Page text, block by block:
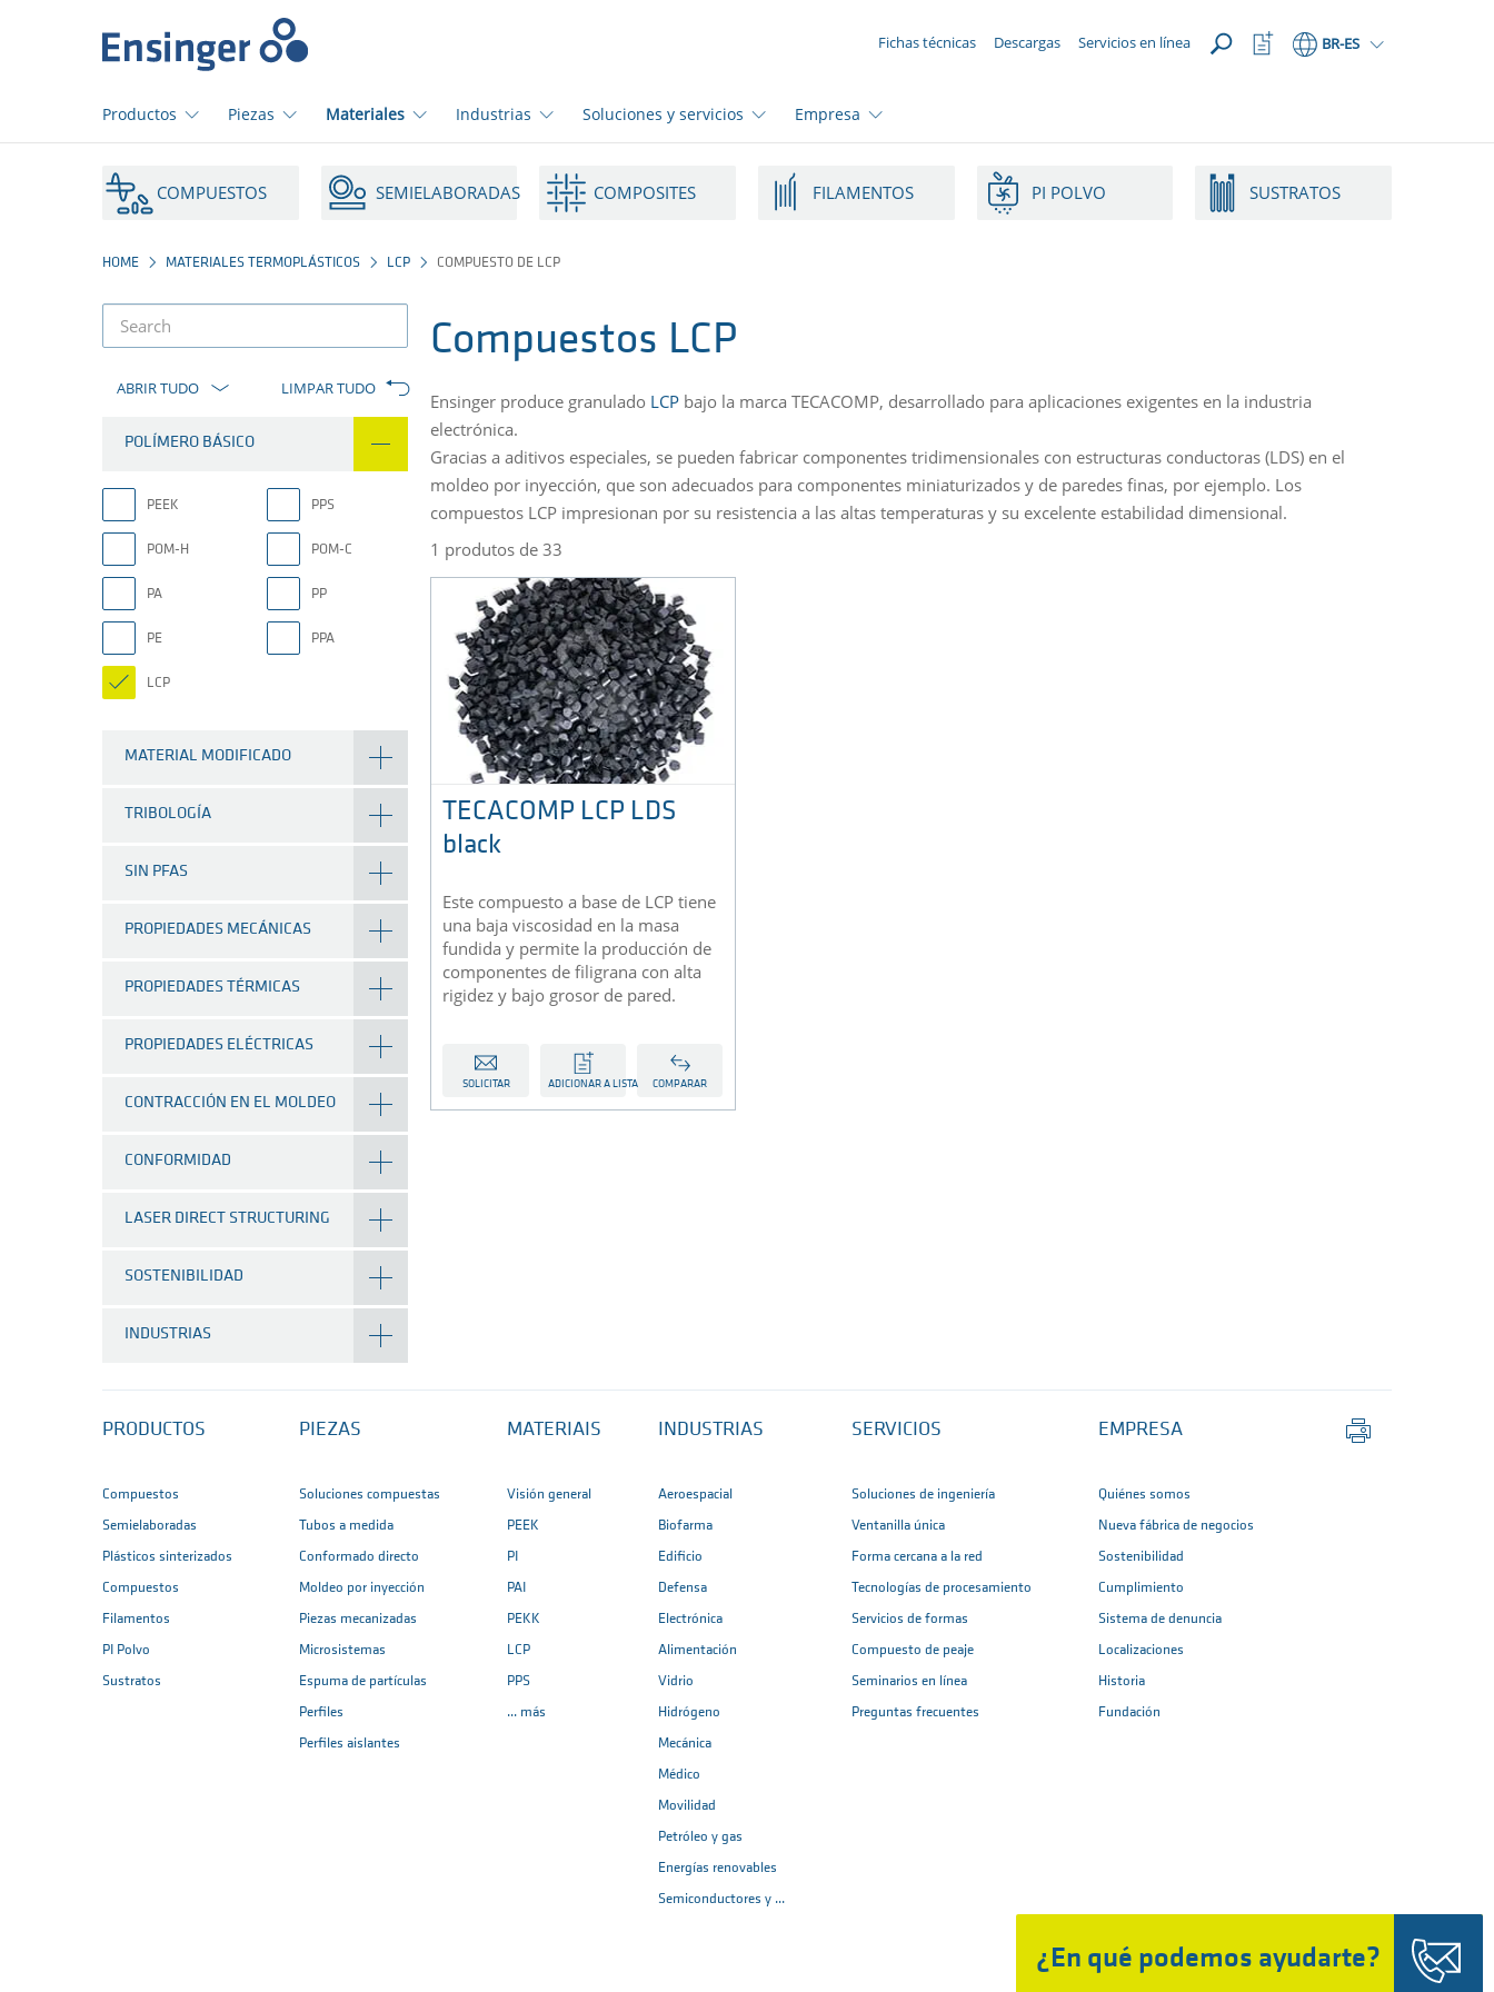
Fichas técnicas Descargas Servicios en línea BR-ES
Abrir
lista
Productos Piezas Materiales Industrias Soluciones y servicios Empresa
¿En qué podemos ayudarte?
COMPUESTOS SEMIELABORADAS COMPOSITES FILAMENTOS PI POLVO SUSTRATOS
HOME MATERIALES TERMOPLÁSTICOS LCP COMPUESTO DE LCP
ABRIR TUDO LIMPAR TUDO
POLÍMERO BÁSICO
PEEK PPS
POM-H POM-C
PA PP
PE PPA
LCP
MATERIAL MODIFICADO
TRIBOLOGÍA
SIN PFAS
PROPIEDADES MECÁNICAS
PROPIEDADES TÉRMICAS
PROPIEDADES ELÉCTRICAS
CONTRACCIÓN EN EL MOLDEO
CONFORMIDAD
LASER DIRECT STRUCTURING
SOSTENIBILIDAD
INDUSTRIAS
Compuestos LCP
Ensinger produce granulado LCP bajo la marca TECACOMP, desarrollado para aplicaciones exigentes en la industria
electrónica.
Gracias a aditivos especiales, se pueden fabricar componentes tridimensionales con estructuras conductoras (LDS) en el
moldeo por inyección, que son adecuados para componentes miniaturizados y de paredes finas, por ejemplo. Los
compuestos LCP impresionan por su resistencia a las altas temperaturas y su excelente estabilidad dimensional.
1 produtos de 33
TECACOMP LCP LDS
black
Este compuesto a base de LCP tiene
una baja viscosidad en la masa
fundida y permite la producción de
componentes de filigrana con alta
rigidez y bajo grosor de pared.
SOLICITAR ADICIONAR A LISTA COMPARAR
PRODUCTOS
Compuestos
Semielaboradas
Plásticos sinterizados
Compuestos
Filamentos
PI Polvo
Sustratos
PIEZAS
Soluciones compuestas
Tubos a medida
Conformado directo
Moldeo por inyección
Piezas mecanizadas
Microsistemas
Espuma de partículas
Perfiles
Perfiles aislantes
MATERIAIS
Visión general
PEEK
PI
PAI
PEKK
LCP
PPS
... más
INDUSTRIAS
Aeroespacial
Biofarma
Edificio
Defensa
Electrónica
Alimentación
Vidrio
Hidrógeno
Mecánica
Médico
Movilidad
Petróleo y gas
Energías renovables
Semiconductores y ...
SERVICIOS
Soluciones de ingeniería
Ventanilla única
Forma cercana a la red
Tecnologías de procesamiento
Servicios de formas
Compuesto de peaje
Seminarios en línea
Preguntas frecuentes
EMPRESA
Quiénes somos
Nueva fábrica de negocios
Sostenibilidad
Cumplimiento
Sistema de denuncia
Localizaciones
Historia
Fundación